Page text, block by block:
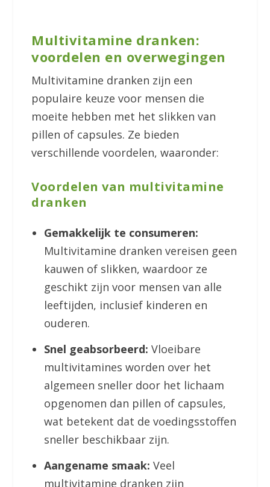
Multivitamine dranken:
voordelen en overwegingen
Multivitamine dranken zijn een
populaire keuze voor mensen die
moeite hebben met het slikken van
pillen of capsules. Ze bieden
verschillende voordelen, waaronder:
Voordelen van multivitamine
dranken
Gemakkelijk te consumeren:
Multivitamine dranken vereisen geen
kauwen of slikken, waardoor ze
geschikt zijn voor mensen van alle
leeftijden, inclusief kinderen en
ouderen.
Snel geabsorbeerd: Vloeibare
multivitamines worden over het
algemeen sneller door het lichaam
opgenomen dan pillen of capsules,
wat betekent dat de voedingsstoffen
sneller beschikbaar zijn.
Aangename smaak: Veel
multivitamine dranken zijn